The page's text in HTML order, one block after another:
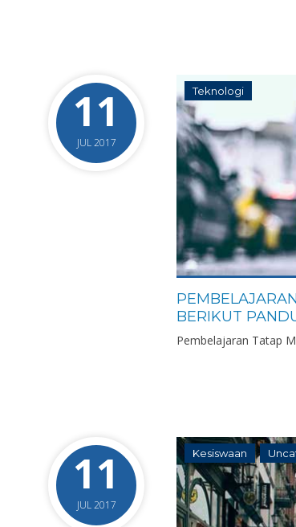
11
JUL 2017
Teknologi
BERIKUT
Pembelajaran Tatap
11
JUL 2017
Kesiswaan